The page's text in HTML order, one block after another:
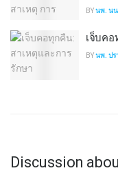
BYนพ. นน
เจ็บคอ
BYนพ. ป
Discussion